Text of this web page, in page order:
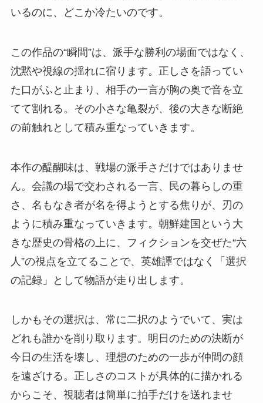
いるのに、どこか冷たいのです。
この作品の“瞬間”は、派手な勝利の場面ではなく、
沈黙や視線の揺れに宿ります。正しさを語ってい
た口がふと止まり、相手の一言が胸の奥で音を立
てて割れる。その小さな亀裂が、後の大きな断絶
の前触れとして積み重なっていきます。
本作の醍醐味は、戦場の派手さだけではありませ
ん。会議の場で交わされる一言、民の暮らしの重
さ、名もなき者が名を得ようとする焦りが、刃の
ように積み重なっていきます。朝鮮建国という大
きな歴史の骨格の上に、フィクションを交ぜた“六
人”の視点を立てることで、英雄譚ではなく「選択
の記録」として物語が走り出します。
しかもその選択は、常に二択のようでいて、実は
どれも誰かを削り取ります。明日のための決断が
今日の生活を壊し、理想のための一歩が仲間の顔
を遠ざける。正しさのコストが具体的に描かれる
からこそ、視聴者は簡単に拍手だけを送れませ